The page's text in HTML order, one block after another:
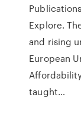
Explore.
and rising
European
taught…